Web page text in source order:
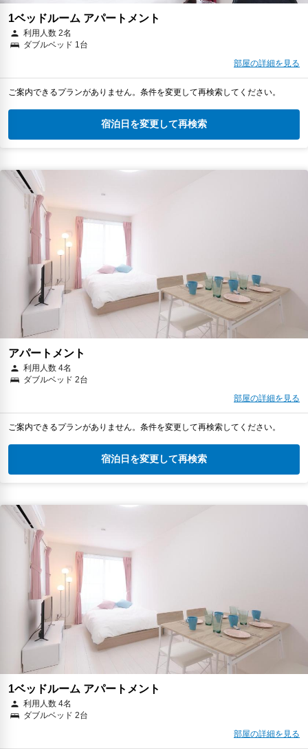
1ベッドルーム アパートメント
利用人数 2名
ダブルベッド 1台
部屋の詳細を見る
ご案内できるプランがありません。条件を変更して再検索してください。
宿泊日を変更して再検索
アパートメント
利用人数 4名
ダブルベッド 2台
部屋の詳細を見る
ご案内できるプランがありません。条件を変更して再検索してください。
宿泊日を変更して再検索
1ベッドルーム アパートメント
利用人数 4名
ダブルベッド 2台
部屋の詳細を見る